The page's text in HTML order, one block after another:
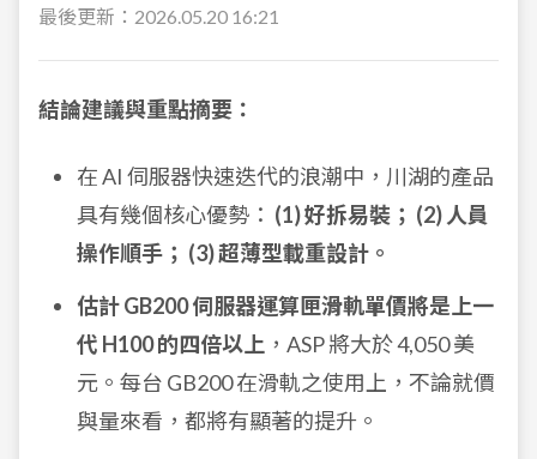
最後更新： 2026.05.20 16:21
結論建議與重點摘要：
在 AI 伺服器快速迭代的浪潮中，川湖的產品
具有幾個核心優勢： (1) 好拆易裝； (2) 人員
操作順手； (3) 超薄型載重設計。
估計 GB200 伺服器運算匣滑軌單價將是上一
代 H100 的四倍以上 ，ASP 將大於 4,050 美
元。每台 GB200 在滑軌之使用上，不論就價
與量來看，都將有顯著的提升。